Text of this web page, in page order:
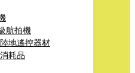
航拍機
地遙控器材
耗品